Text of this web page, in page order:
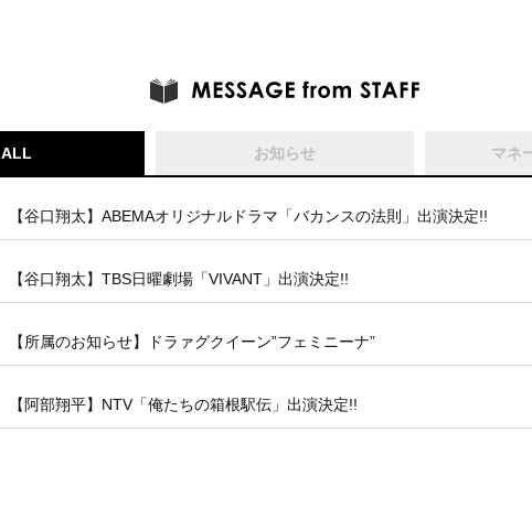
ALL お知らせ マネ
【谷口翔太】ABEMAオリジナルドラマ「バカンスの法則」出演決定!!
【谷口翔太】TBS日曜劇場「VIVANT」出演決定!!
【所属のお知らせ】ドラァグクイーン”フェミニーナ”
【阿部翔平】NTV「俺たちの箱根駅伝」出演決定!!